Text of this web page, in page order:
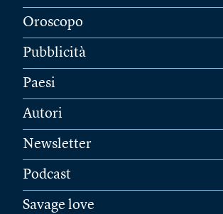
Oroscopo
Pubblicità
Paesi
Autori
Newsletter
Podcast
Savage love